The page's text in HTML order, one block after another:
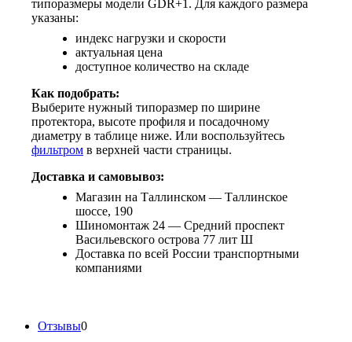
типоразмеры модели GDR+1. Для каждого размера
указаны:
индекс нагрузки и скорости
актуальная цена
доступное количество на складе
Как подобрать:
Выберите нужный типоразмер по ширине
протектора, высоте профиля и посадочному
диаметру в таблице ниже. Или воспользуйтесь
фильтром в верхней части страницы.
Доставка и самовывоз:
Магазин на Таллинском — Таллинское
шоссе, 190
Шиномонтаж 24 — Средний проспект
Васильевского острова 77 лит Ш
Доставка по всей России транспортными
компаниями
Отзывы0